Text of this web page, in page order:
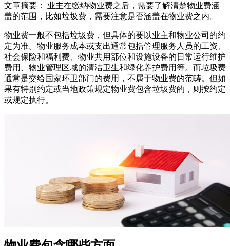
文章摘要： 业主在缴纳物业费之后，需要了解清楚物业费涵
盖的范围，比如垃圾费，需要注意是否涵盖在物业费之内。
物业费一般不包括垃圾费，但具体的要以业主和物业公司的约
定为准。物业服务成本或支出通常包括管理服务人员的工资、
社会保险和福利费、物业共用部位和设施设备的日常运行维护
费用、物业管理区域的清洁卫生和绿化养护费用等。而垃圾费
通常是交给国家环卫部门的费用，不属于物业费的范畴。但如
果有特别约定或当地政策规定物业费包含垃圾费的，则按约定
或规定执行。